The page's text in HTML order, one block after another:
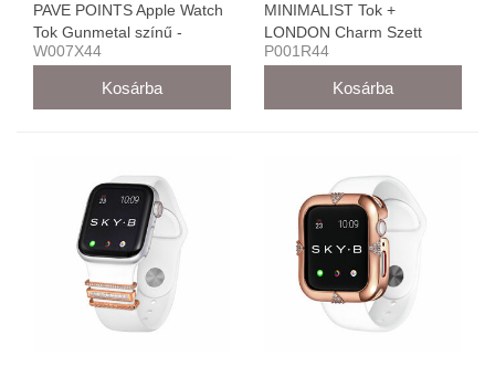
PAVE POINTS Apple Watch
Tok Gunmetal színű -
W007X44
W007X44
MINIMALIST Tok +
LONDON Charm Szett
Rose Arany Színű -
P001R44